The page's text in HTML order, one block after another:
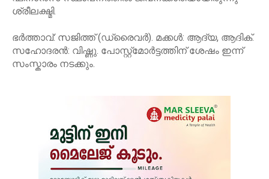
ശ്രീലക്ഷ്മി.
ഭർത്താവ്: സജിത്ത് (ഡ്രൈവർ). മക്കൾ: ആദ്യ, ആദിക്.
സഹോദരൻ: വിഷ്ണു. പോസ്റ്റ്മോർട്ടത്തിന് ശേഷം ഇന്ന്
സംസ്കാരം നടക്കും.